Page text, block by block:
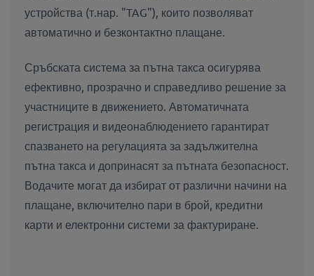
устройства (т.нар. "TAG"), които позволяват
автоматично и безконтактно плащане.
Сръбската система за пътна такса осигурява
ефективно, прозрачно и справедливо решение за
участниците в движението. Автоматичната
регистрация и видеонаблюдението гарантират
спазването на регулацията за задължителна
пътна такса и допринасят за пътната безопасност.
Водачите могат да избират от различни начини на
плащане, включително пари в брой, кредитни
карти и електронни системи за фактуриране.